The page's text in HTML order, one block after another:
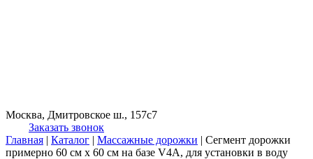
Москва, Дмитровское ш., 157с7
Заказать звонок
Главная | Каталог | Массажные дорожки | Cегмент дорожки
примерно 60 см х 60 см на базе V4A, для установки в воду